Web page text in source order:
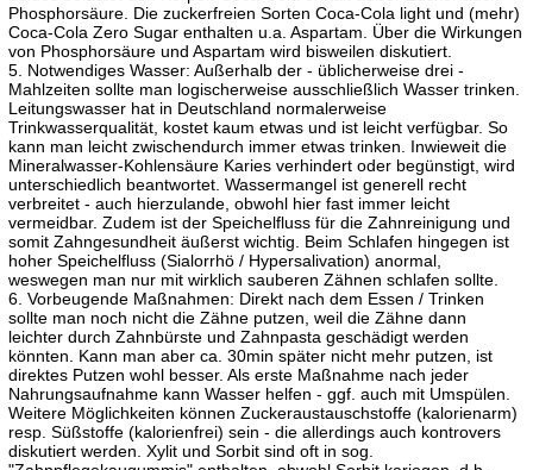
Phosphorsäure. Die zuckerfreien Sorten Coca-Cola light und (mehr)
Coca-Cola Zero Sugar enthalten u.a. Aspartam. Über die Wirkungen
von Phosphorsäure und Aspartam wird bisweilen diskutiert.
5. Notwendiges Wasser: Außerhalb der - üblicherweise drei -
Mahlzeiten sollte man logischerweise ausschließlich Wasser trinken.
Leitungswasser hat in Deutschland normalerweise
Trinkwasserqualität, kostet kaum etwas und ist leicht verfügbar. So
kann man leicht zwischendurch immer etwas trinken. Inwieweit die
Mineralwasser-Kohlensäure Karies verhindert oder begünstigt, wird
unterschiedlich beantwortet. Wassermangel ist generell recht
verbreitet - auch hierzulande, obwohl hier fast immer leicht
vermeidbar. Zudem ist der Speichelfluss für die Zahnreinigung und
somit Zahngesundheit äußerst wichtig. Beim Schlafen hingegen ist
hoher Speichelfluss (Sialorrhö / Hypersalivation) anormal,
weswegen man nur mit wirklich sauberen Zähnen schlafen sollte.
6. Vorbeugende Maßnahmen: Direkt nach dem Essen / Trinken
sollte man noch nicht die Zähne putzen, weil die Zähne dann
leichter durch Zahnbürste und Zahnpasta geschädigt werden
könnten. Kann man aber ca. 30min später nicht mehr putzen, ist
direktes Putzen wohl besser. Als erste Maßnahme nach jeder
Nahrungsaufnahme kann Wasser helfen - ggf. auch mit Umspülen.
Weitere Möglichkeiten können Zuckeraustauschstoffe (kalorienarm)
resp. Süßstoffe (kalorienfrei) sein - die allerdings auch kontrovers
diskutiert werden. Xylit und Sorbit sind oft in sog.